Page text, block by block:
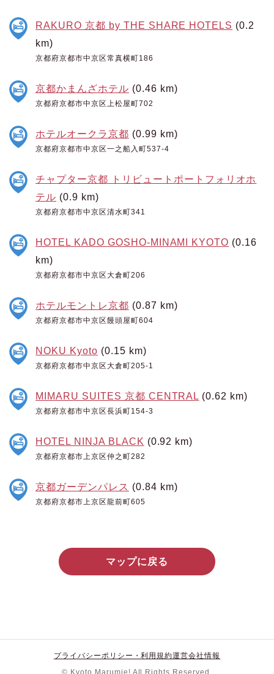
RAKURO 京都 by THE SHARE HOTELS (0.2
km)
京都府京都市中京区常真横町186
京都かまんざホテル (0.46 km)
京都府京都市中京区上松屋町702
ホテルオークラ京都 (0.99 km)
京都府京都市中京区一之船入町537-4
チャプター京都 トリビュートポートフォリオホ
テル (0.9 km)
京都府京都市中京区清水町341
HOTEL KADO GOSHO-MINAMI KYOTO (0.16
km)
京都府京都市中京区大倉町206
ホテルモントレ京都 (0.87 km)
京都府京都市中京区饅頭屋町604
NOKU Kyoto (0.15 km)
京都府京都市中京区大倉町205-1
MIMARU SUITES 京都 CENTRAL (0.62 km)
京都府京都市中京区長浜町154-3
HOTEL NINJA BLACK (0.92 km)
京都府京都市上京区仲之町282
京都ガーデンパレス (0.84 km)
京都府京都市上京区龍前町605
マップに戻る
プライバシーポリシー・利用規約運営会社情報
© Kyoto Marumie! All Rights Reserved.